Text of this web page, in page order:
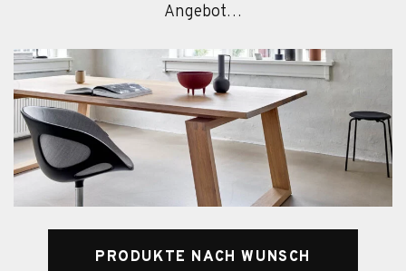
Angebot…
PRODUKTE NACH WUNSCH